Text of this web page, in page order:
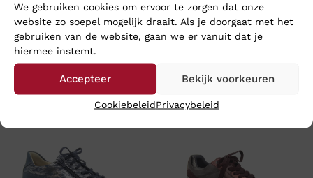
We gebruiken cookies om ervoor te zorgen dat onze
website zo soepel mogelijk draait. Als je doorgaat met het
gebruiken van de website, gaan we er vanuit dat je
hiermee instemt.
Accepteer Bekijk voorkeuren
CookiebeleidPrivacybeleid
Meindl CARACAS GTX –
Wijdte H
€259,95
Meindl LITE TRAIL LADY GTX
– Wijdte H